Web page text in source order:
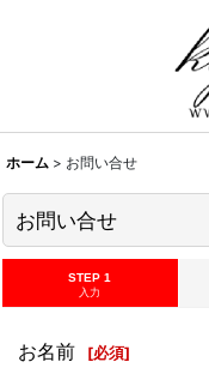
ホーム > お問い合せ
お問い合せ
STEP 1
入力
お名前 [必須]